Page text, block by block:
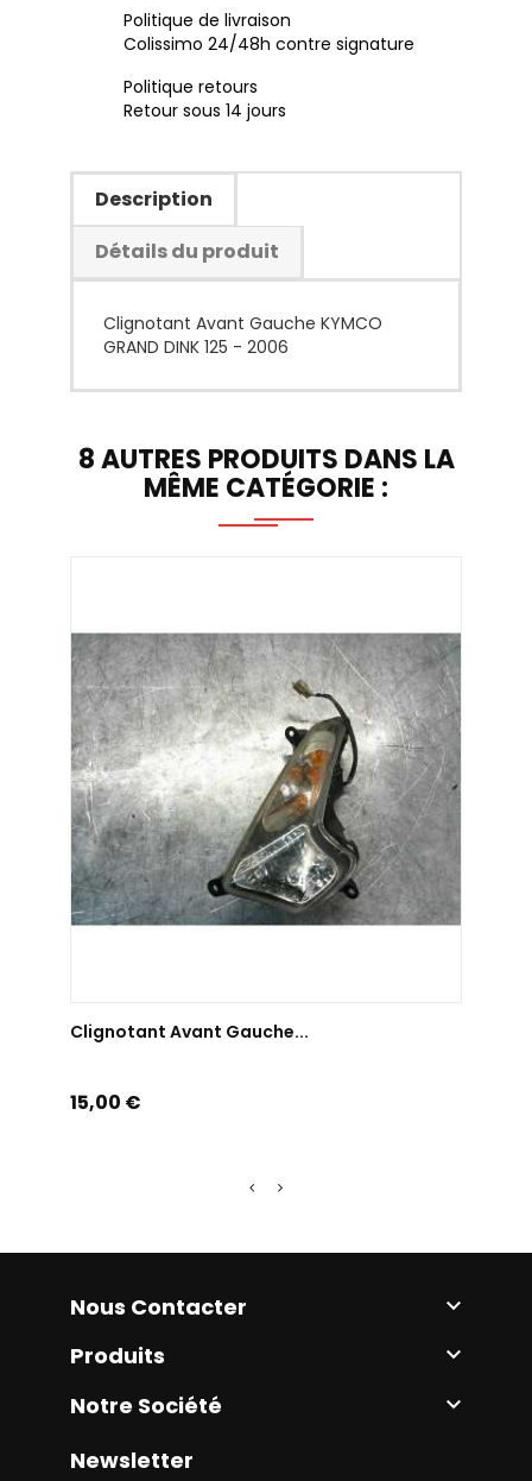
Politique de livraison
Colissimo 24/48h contre signature
Politique retours
Retour sous 14 jours
Description
Détails du produit
Clignotant Avant Gauche KYMCO
GRAND DINK 125 - 2006
8 AUTRES PRODUITS DANS LA
MÊME CATÉGORIE :
Clignotant Avant Gauche...
Prix
15,00 €
Nous Contacter 
Produits 
Notre Société 
Newsletter